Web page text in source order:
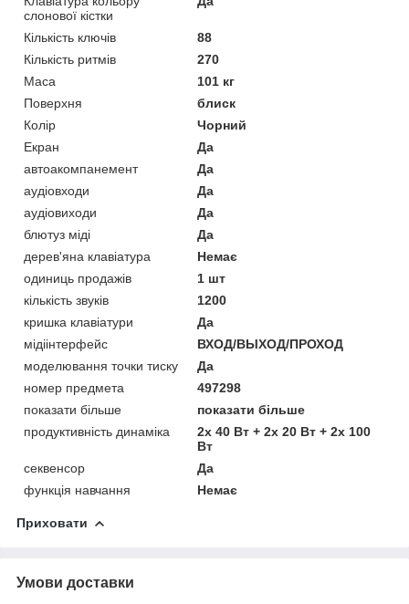
слонової кістки
Кількість ключів
88
Кількість ритмів
270
Маса
101 кг
Поверхня
блиск
Колір
Чорний
Екран
Да
автоакомпанемент
Да
аудіовходи
Да
аудіовиходи
Да
блютуз міді
Да
дерев'яна клавіатура
Немає
одиниць продажів
1 шт
кількість звуків
1200
кришка клавіатури
Да
мідіінтерфейс
ВХОД/ВЫХОД/ПРОХОД
моделювання точки тиску
Да
номер предмета
497298
показати більше
показати більше
продуктивність динаміка
2x 40 Вт + 2x 20 Вт + 2x 100
Вт
секвенсор
Да
функція навчання
Немає
Приховати
Умови доставки